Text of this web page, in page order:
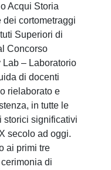
Acqui Storia
cortometraggi
Superiori di
Concorso
Lab – Laboratorio
di docenti
rielaborato e
in tutte le
storici significativi
secolo ad oggi.
ai primi tre
di